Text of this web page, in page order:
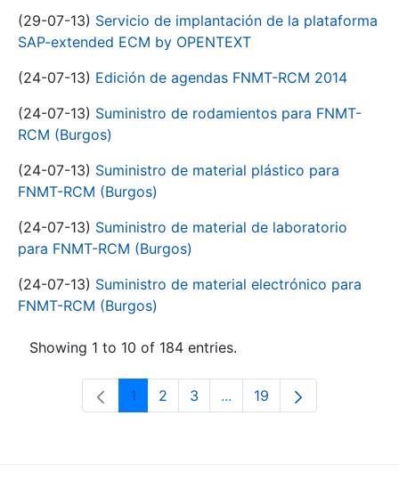
(29-07-13) Servicio de implantación de la plataforma
SAP-extended ECM by OPENTEXT
(24-07-13) Edición de agendas FNMT-RCM 2014
(24-07-13) Suministro de rodamientos para FNMT-
RCM (Burgos)
(24-07-13) Suministro de material plástico para
FNMT-RCM (Burgos)
(24-07-13) Suministro de material de laboratorio
para FNMT-RCM (Burgos)
(24-07-13) Suministro de material electrónico para
FNMT-RCM (Burgos)
Showing 1 to 10 of 184 entries.
Page
1 Page
2 Page
3 ...Intermediate Pages Use
Page
19